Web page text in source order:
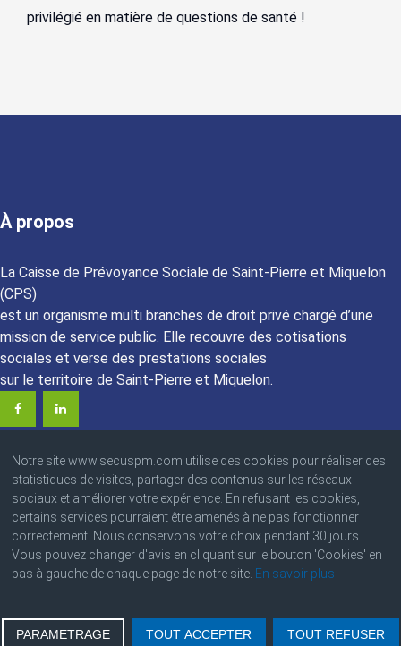
privilégié en matière de questions de santé !
À propos
La Caisse de Prévoyance Sociale de Saint-Pierre et Miquelon
(CPS)
est un organisme multi branches de droit privé chargé d’une
mission de service public. Elle recouvre des cotisations
sociales et verse des prestations sociales
sur le territoire de Saint-Pierre et Miquelon.
© 2023 Caisse de Prévoyance Sociale
Angle des boulevards Colmay et Thélot • BP : 4220
97500 Saint-Pierre et Miquelon
Notre site www.secuspm.com utilise des cookies pour réaliser des
statistiques de visites, partager des contenus sur les réseaux
sociaux et améliorer votre expérience. En refusant les cookies,
certains services pourraient être amenés à ne pas fonctionner
correctement. Nous conservons votre choix pendant 30 jours.
Vous pouvez changer d'avis en cliquant sur le bouton 'Cookies' en
bas à gauche de chaque page de notre site. En savoir plus
PARAMETRAGE TOUT ACCEPTER TOUT REFUSER
Ameli.fr Caf.fr |Urssaf.fr| Lassuranceretraite.fr